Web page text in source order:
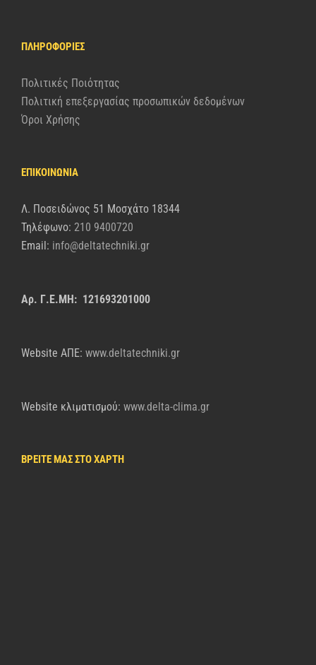
ΠΛΗΡΟΦΟΡΊΕΣ
Πολιτικές Ποιότητας
Πολιτική επεξεργασίας προσωπικών δεδομένων
Όροι Χρήσης
ΕΠΙΚΟΙΝΩΝΙΑ
Λ. Ποσειδώνος 51 Μοσχάτο 18344
Τηλέφωνο: 210 9400720
Email: info@deltatechniki.gr
Αρ. Γ.Ε.ΜΗ: 121693201000
Website AΠΕ: www.deltatechniki.gr
Website κλιματισμού: www.delta-clima.gr
ΒΡΕΙΤΕ ΜΑΣ ΣΤΟ ΧΑΡΤΗ